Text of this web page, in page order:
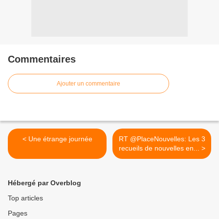
Commentaires
Ajouter un commentaire
< Une étrange journée
RT @PlaceNouvelles: Les 3
recueils de nouvelles en... >
Hébergé par Overblog
Top articles
Pages